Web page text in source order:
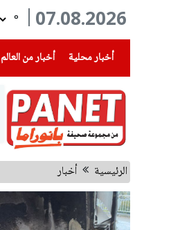
07.08.2026
°
أخبار محلية
(current) أخبار من العالم
الرئيسية أخبار